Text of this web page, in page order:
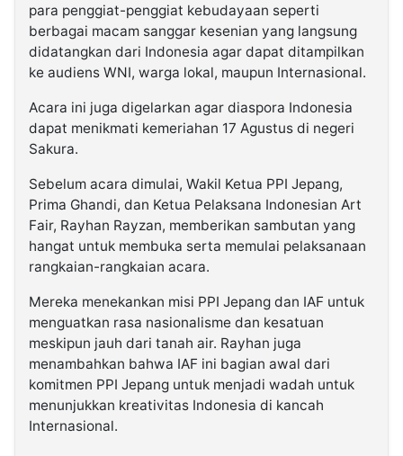
para penggiat-penggiat kebudayaan seperti
berbagai macam sanggar kesenian yang langsung
didatangkan dari Indonesia agar dapat ditampilkan
ke audiens WNI, warga lokal, maupun Internasional.
Acara ini juga digelarkan agar diaspora Indonesia
dapat menikmati kemeriahan 17 Agustus di negeri
Sakura.
Sebelum acara dimulai, Wakil Ketua PPI Jepang,
Prima Ghandi, dan Ketua Pelaksana Indonesian Art
Fair, Rayhan Rayzan, memberikan sambutan yang
hangat untuk membuka serta memulai pelaksanaan
rangkaian-rangkaian acara.
Mereka menekankan misi PPI Jepang dan IAF untuk
menguatkan rasa nasionalisme dan kesatuan
meskipun jauh dari tanah air. Rayhan juga
menambahkan bahwa IAF ini bagian awal dari
komitmen PPI Jepang untuk menjadi wadah untuk
menunjukkan kreativitas Indonesia di kancah
Internasional.